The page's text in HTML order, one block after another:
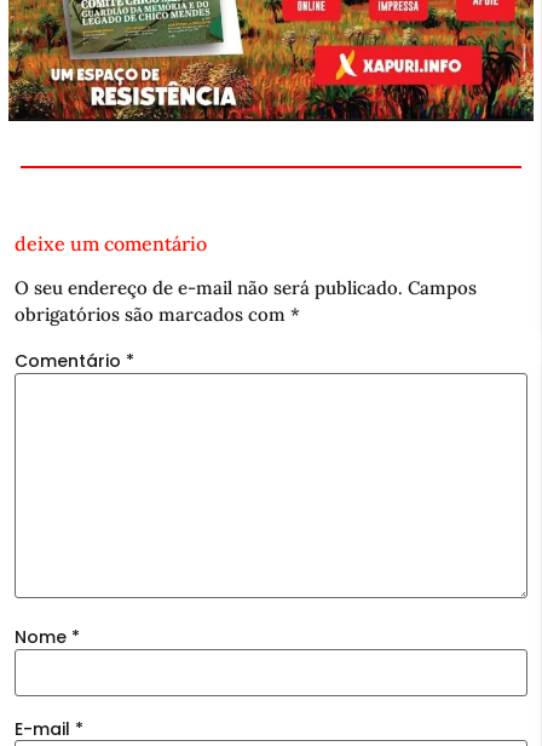
deixe um comentário
O seu endereço de e-mail não será publicado. Campos
obrigatórios são marcados com *
Comentário *
Nome *
E-mail *